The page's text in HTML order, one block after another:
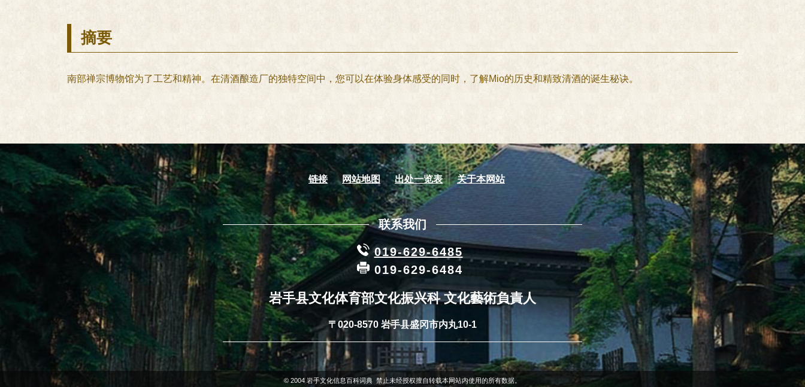
摘要
南部禅宗博物馆为了工艺和精神。在清酒酿造厂的独特空间中，您可以在体验身体感受的同时，了解Mio的历史和精致清酒的诞生秘诀。
链接 网站地图 出处一览表 关于本网站
联系我们
019-629-6485
019-629-6484
岩手县文化体育部文化振兴科 文化藝術負責人
〒020-8570 岩手县盛冈市内丸10-1
© 2004 岩手文化信息百科词典 禁止未经授权擅自转载本网站内使用的所有数据。